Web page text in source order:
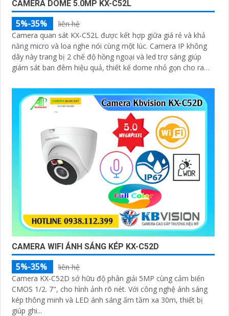
CAMERA DOME 5.0MP KX-C52L
5%-35%
liên hệ
Camera quan sát KX-C52L được kết hợp giữa giá rẻ và khả
năng micro và loa nghe nói cùng một lúc. Camera IP không
dây này trang bị 2 chế độ hồng ngoại và led trợ sáng giúp
giám sát ban đêm hiệu quả, thiết kế dome nhỏ gọn cho ra
CAMERA WIFI ÁNH SÁNG KÉP KX-C52D
5%-35%
liên hệ
Camera KX-C52D sở hữu độ phân giải 5MP cùng cảm biến
CMOS 1/2. 7", cho hình ảnh rõ nét. Với công nghệ ánh sáng
kép thông minh và LED ánh sáng ấm tầm xa 30m, thiết bị
giúp ghi...